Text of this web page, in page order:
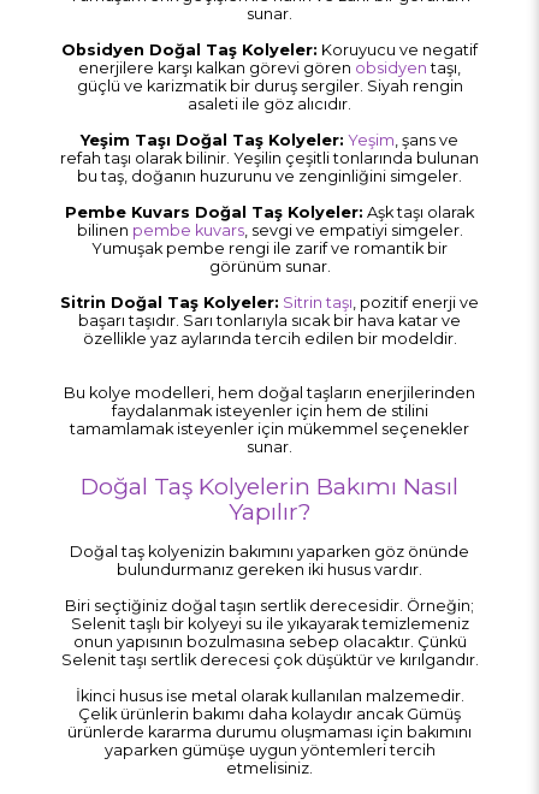
sunar.
Obsidyen Doğal Taş Kolyeler: Koruyucu ve negatif
enerjilere karşı kalkan görevi gören obsidyen taşı,
güçlü ve karizmatik bir duruş sergiler. Siyah rengin
asaleti ile göz alıcıdır.
Yeşim Taşı Doğal Taş Kolyeler: Yeşim, şans ve
refah taşı olarak bilinir. Yeşilin çeşitli tonlarında bulunan
bu taş, doğanın huzurunu ve zenginliğini simgeler.
Pembe Kuvars Doğal Taş Kolyeler: Aşk taşı olarak
bilinen pembe kuvars, sevgi ve empatiyi simgeler.
Yumuşak pembe rengi ile zarif ve romantik bir
görünüm sunar.
Sitrin Doğal Taş Kolyeler: Sitrin taşı, pozitif enerji ve
başarı taşıdır. Sarı tonlarıyla sıcak bir hava katar ve
özellikle yaz aylarında tercih edilen bir modeldir.
Bu kolye modelleri, hem doğal taşların enerjilerinden
faydalanmak isteyenler için hem de stilini
tamamlamak isteyenler için mükemmel seçenekler
sunar.
Doğal Taş Kolyelerin Bakımı Nasıl
Yapılır?
Doğal taş kolyenizin bakımını yaparken göz önünde
bulundurmanız gereken iki husus vardır.
Biri seçtiğiniz doğal taşın sertlik derecesidir. Örneğin;
Selenit taşlı bir kolyeyi su ile yıkayarak temizlemeniz
onun yapısının bozulmasına sebep olacaktır. Çünkü
Selenit taşı sertlik derecesi çok düşüktür ve kırılgandır.
İkinci husus ise metal olarak kullanılan malzemedir.
Çelik ürünlerin bakımı daha kolaydır ancak Gümüş
ürünlerde kararma durumu oluşmaması için bakımını
yaparken gümüşe uygun yöntemleri tercih
etmelisiniz.